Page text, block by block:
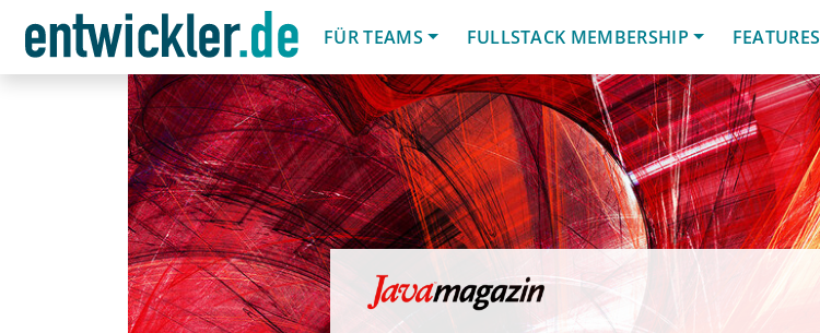
FÜR TEAMS
FULLSTACK MEMBERSHIP FEATURES